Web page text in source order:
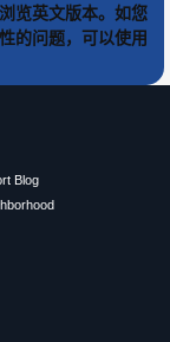
览英文版本。如您
的问题，可以使用
Blog